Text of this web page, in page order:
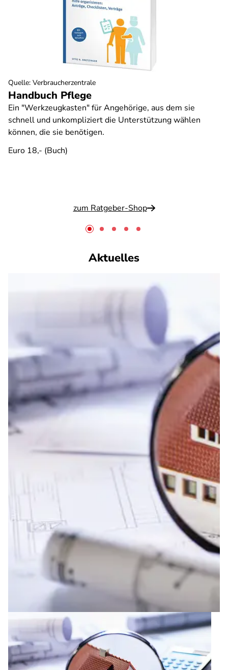
Handbuch Pflege
Ein "Werkzeugkasten" für Angehörige, aus dem sie
schnell und unkompliziert die Unterstützung wählen
können, die sie benötigen.
Euro 18,- (Buch)
zum Ratgeber-Shop
Quelle: Verbraucherzentrale
Aktuelles